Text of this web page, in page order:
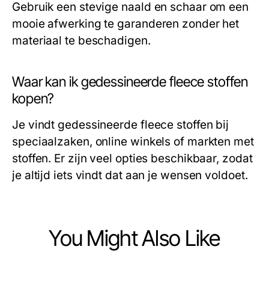
Gebruik een stevige naald en schaar om een
mooie afwerking te garanderen zonder het
materiaal te beschadigen.
Waar kan ik gedessineerde fleece stoffen
kopen?
Je vindt gedessineerde fleece stoffen bij
speciaalzaken, online winkels of markten met
stoffen. Er zijn veel opties beschikbaar, zodat
je altijd iets vindt dat aan je wensen voldoet.
You Might Also Like